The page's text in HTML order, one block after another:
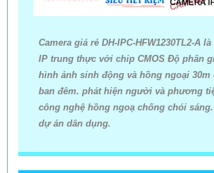
Camera giá rẻ DH-IPC-HFW1230TL2-A
IP trung thực với chip CMOS Độ phân
hình ảnh sinh động và hồng ngoại 30m
ban đêm. phát hiện người và phương
công nghệ hồng ngoạ chống chói
dự án dân dụng.